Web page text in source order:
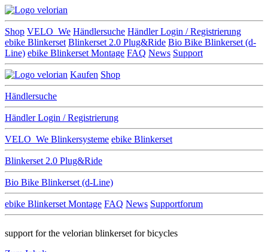
Shop VELO_We Händlersuche Händler Login / Registrierung
ebike Blinkerset Blinkerset 2.0 Plug&Ride Bio Bike Blinkerset (d-
Line) ebike Blinkerset Montage FAQ News Support
Kaufen Shop
Händlersuche
Händler Login / Registrierung
VELO_We Blinkersysteme ebike Blinkerset
Blinkerset 2.0 Plug&Ride
Bio Bike Blinkerset (d-Line)
ebike Blinkerset Montage FAQ News Supportforum
support for the velorian blinkerset for bicycles